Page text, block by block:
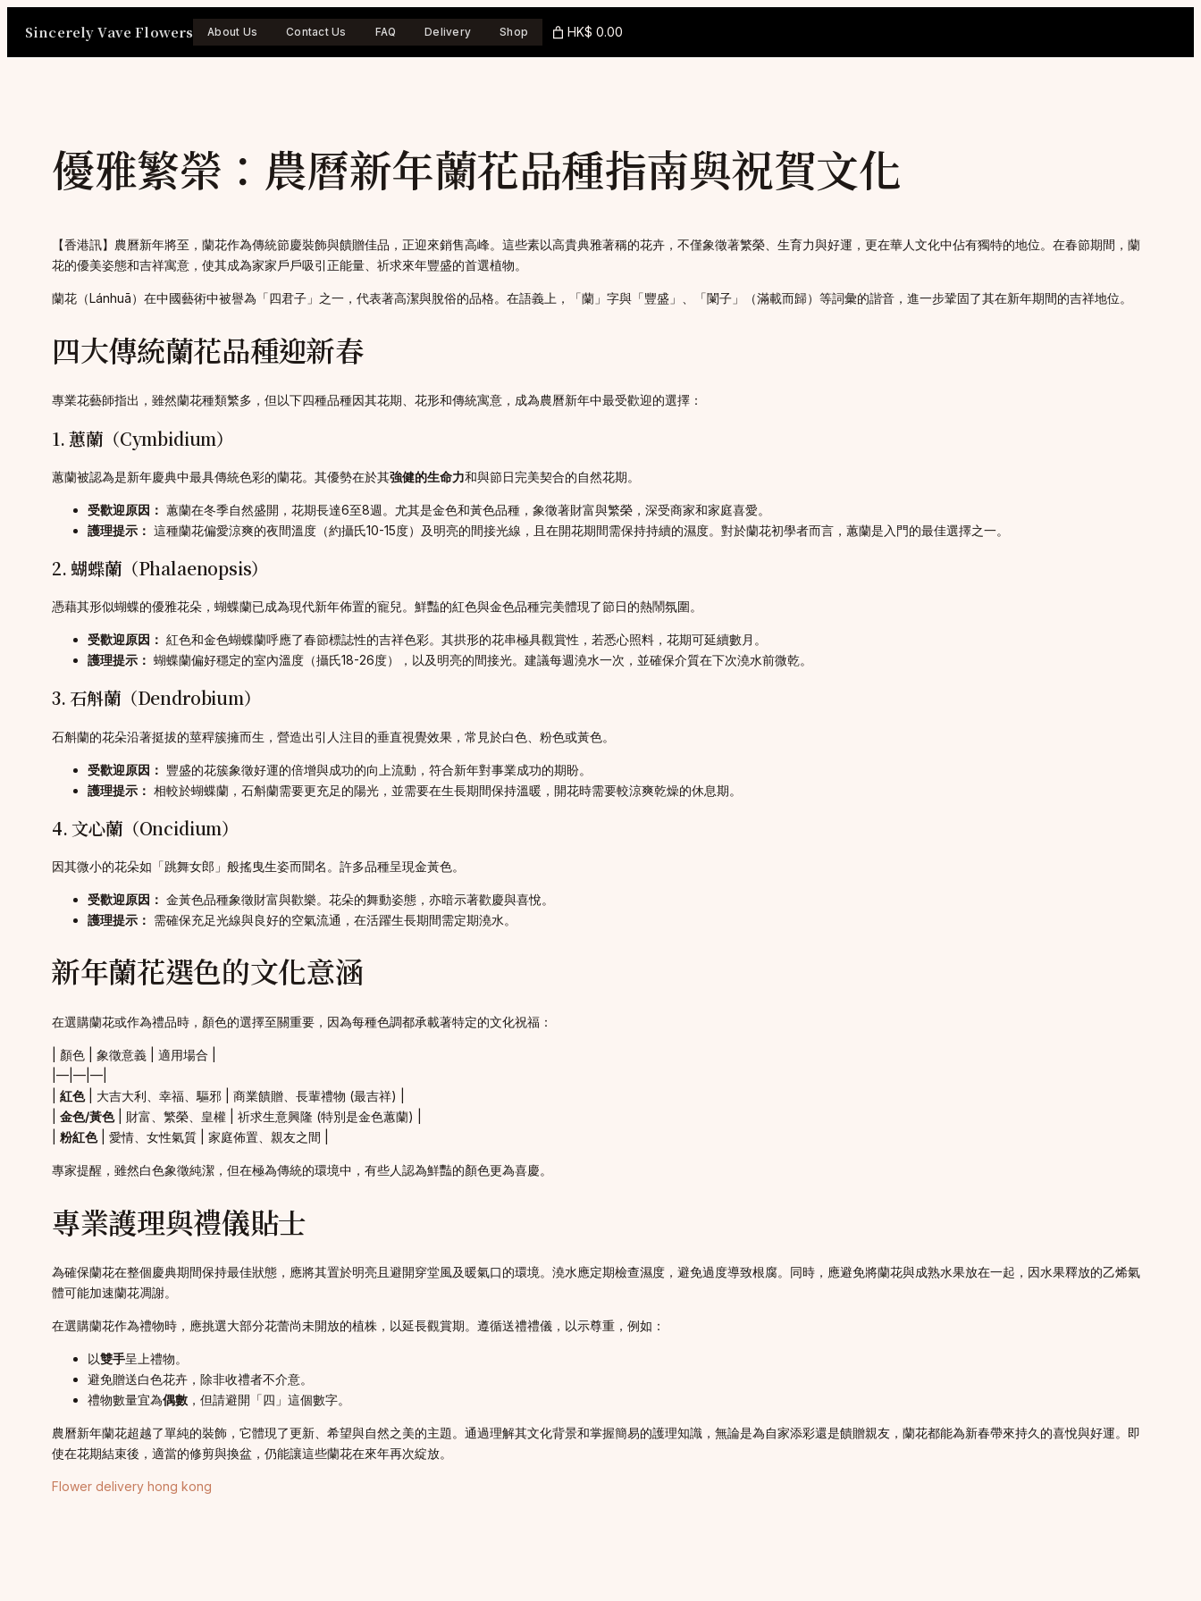
Sincerely Vave Flowers About Us Contact Us FAQ Delivery Shop HK$ 0.00
優雅繁榮：農曆新年蘭花品種指南與祝賀文化
【香港訊】農曆新年將至，蘭花作為傳統節慶裝飾與饋贈佳品，正迎來銷售高峰。這些素以高貴典雅著稱的花卉，不僅象徵著繁榮、生育力與好運，更在華人文化中佔有獨特的地位。在春節期間，蘭
花的優美姿態和吉祥寓意，使其成為家家戶戶吸引正能量、祈求來年豐盛的首選植物。
蘭花（Lánhuā）在中國藝術中被譽為「四君子」之一，代表著高潔與脫俗的品格。在語義上，「蘭」字與「豐盛」、「闌子」（滿載而歸）等詞彙的諧音，進一步鞏固了其在新年期間的吉祥地位。
四大傳統蘭花品種迎新春
專業花藝師指出，雖然蘭花種類繁多，但以下四種品種因其花期、花形和傳統寓意，成為農曆新年中最受歡迎的選擇：
1. 蕙蘭（Cymbidium）
蕙蘭被認為是新年慶典中最具傳統色彩的蘭花。其優勢在於其強健的生命力和與節日完美契合的自然花期。
受歡迎原因： 蕙蘭在冬季自然盛開，花期長達6至8週。尤其是金色和黃色品種，象徵著財富與繁榮，深受商家和家庭喜愛。
護理提示： 這種蘭花偏愛涼爽的夜間溫度（約攝氏10-15度）及明亮的間接光線，且在開花期間需保持持續的濕度。對於蘭花初學者而言，蕙蘭是入門的最佳選擇之一。
2. 蝴蝶蘭（Phalaenopsis）
憑藉其形似蝴蝶的優雅花朵，蝴蝶蘭已成為現代新年佈置的寵兒。鮮豔的紅色與金色品種完美體現了節日的熱鬧氛圍。
受歡迎原因： 紅色和金色蝴蝶蘭呼應了春節標誌性的吉祥色彩。其拱形的花串極具觀賞性，若悉心照料，花期可延續數月。
護理提示： 蝴蝶蘭偏好穩定的室內溫度（攝氏18-26度），以及明亮的間接光。建議每週澆水一次，並確保介質在下次澆水前微乾。
3. 石斛蘭（Dendrobium）
石斛蘭的花朵沿著挺拔的莖稈簇擁而生，營造出引人注目的垂直視覺效果，常見於白色、粉色或黃色。
受歡迎原因： 豐盛的花簇象徵好運的倍增與成功的向上流動，符合新年對事業成功的期盼。
護理提示： 相較於蝴蝶蘭，石斛蘭需要更充足的陽光，並需要在生長期間保持溫暖，開花時需要較涼爽乾燥的休息期。
4. 文心蘭（Oncidium）
因其微小的花朵如「跳舞女郎」般搖曳生姿而聞名。許多品種呈現金黃色。
受歡迎原因： 金黃色品種象徵財富與歡樂。花朵的舞動姿態，亦暗示著歡慶與喜悅。
護理提示： 需確保充足光線與良好的空氣流通，在活躍生長期間需定期澆水。
新年蘭花選色的文化意涵
在選購蘭花或作為禮品時，顏色的選擇至關重要，因為每種色調都承載著特定的文化祝福：
| 顏色 | 象徵意義 | 適用場合 |
|—|—|—|
紅色| 大吉大利、幸福、驅邪 | 商業饋贈、長輩禮物 (最吉祥) |
金色/黃色| 財富、繁榮、皇權 | 祈求生意興隆 (特別是金色蕙蘭) |
粉紅色| 愛情、女性氣質 | 家庭佈置、親友之間 |
專家提醒，雖然白色象徵純潔，但在極為傳統的環境中，有些人認為鮮豔的顏色更為喜慶。
專業護理與禮儀貼士
為確保蘭花在整個慶典期間保持最佳狀態，應將其置於明亮且避開穿堂風及暖氣口的環境。澆水應定期檢查濕度，避免過度導致根腐。同時，應避免將蘭花與成熟水果放在一起，因水果釋放的乙烯氣
體可能加速蘭花凋謝。
在選購蘭花作為禮物時，應挑選大部分花蕾尚未開放的植株，以延長觀賞期。遵循送禮禮儀，以示尊重，例如：
以雙手呈上禮物。
避免贈送白色花卉，除非收禮者不介意。
禮物數量宜為偶數 ，但請避開「四」這個數字。
農曆新年蘭花超越了單純的裝飾，它體現了更新、希望與自然之美的主題。通過理解其文化背景和掌握簡易的護理知識，無論是為自家添彩還是饋贈親友，蘭花都能為新春帶來持久的喜悅與好運。即
使在花期結束後，適當的修剪與換盆，仍能讓這些蘭花在來年再次綻放。
Flower delivery hong kong